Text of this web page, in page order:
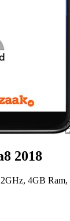
2018
4GB